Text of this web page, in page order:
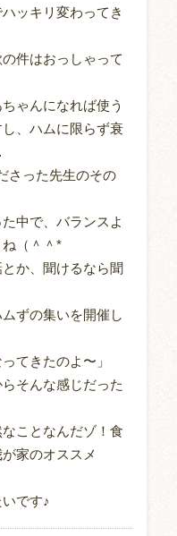
ッキリ変わってき
件はおっしゃって
ゃんになれば使う
、ハムに限らず衰
さった先生のその
中で、バランスよ
ね（＾＾*
か、聞けるなら聞
ずの集いを開催し
てきたのよ〜」
そんな感じだった
ことなんだゾ！食
家のオススメ
です♪